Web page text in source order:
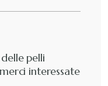
delle pelli
interessate